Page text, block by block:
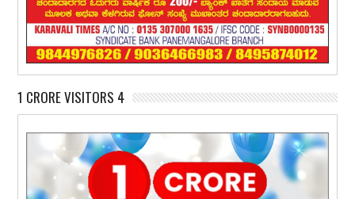
1 CRORE VISITORS 4